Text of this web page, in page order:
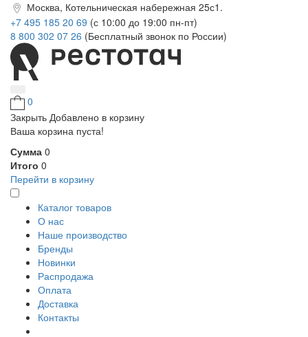
Москва, Котельническая набережная 25с1.
+7 495 185 20 69 (с 10:00 до 19:00 пн-пт)
8 800 302 07 26 (Бесплатный звонок по России)
0
Закрыть Добавлено в корзину
Ваша корзина пуста!
Сумма 0
Итого 0
Перейти в корзину
Каталог товаров
О нас
Наше производство
Бренды
Новинки
Распродажа
Оплата
Доставка
Контакты